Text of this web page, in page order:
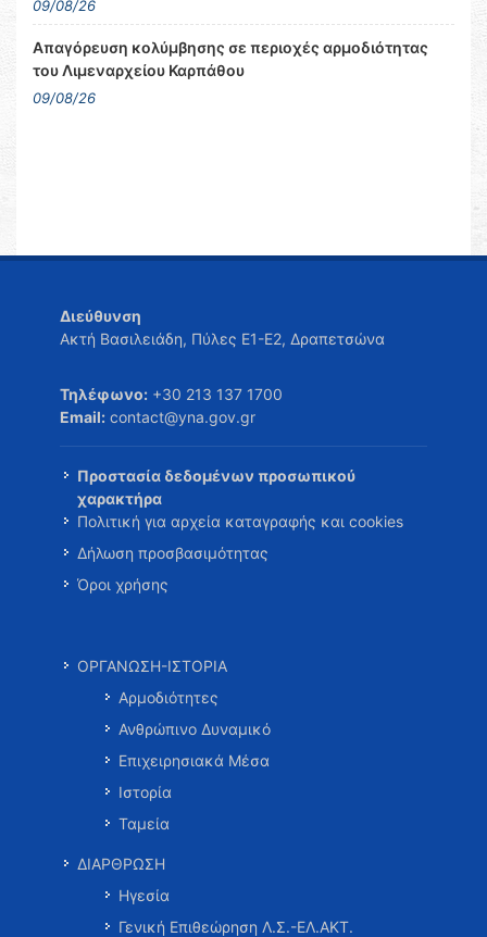
09/08/26
Απαγόρευση κολύμβησης σε περιοχές αρμοδιότητας
του Λιμεναρχείου Καρπάθου
09/08/26
Διεύθυνση
Ακτή Βασιλειάδη, Πύλες Ε1-Ε2, Δραπετσώνα
Τηλέφωνο: +30 213 137 1700
Email: contact@yna.gov.gr
Προστασία δεδομένων προσωπικού
χαρακτήρα
Πολιτική για αρχεία καταγραφής και cookies
Δήλωση προσβασιμότητας
Όροι χρήσης
ΟΡΓΑΝΩΣΗ-ΙΣΤΟΡΙΑ
Αρμοδιότητες
Ανθρώπινο Δυναμικό
Επιχειρησιακά Μέσα
Ιστορία
Ταμεία
ΔΙΑΡΘΡΩΣΗ
Ηγεσία
Γενική Επιθεώρηση Λ.Σ.-ΕΛ.ΑΚΤ.